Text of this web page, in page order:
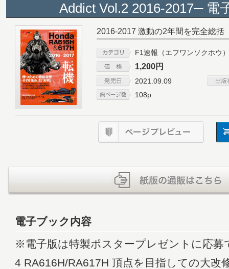
Addict Vol.2 2016-2017─ 電
2016-2017 激動の2年間を完全総括
F1速報（エフワンソクホウ
1,200円
2021.09.09
108p
電子ブック内容
※電子版は特製ポスタープレゼントに応募
4 RA616H/RA617H 頂点を目指しての大改